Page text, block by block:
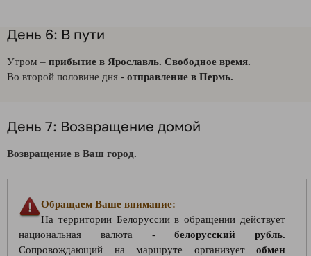
День 6: В пути
Утром – прибытие в Ярославль. Свободное время.
Во второй половине дня - отправление в Пермь.
День 7: Возвращение домой
Возвращение в Ваш город.
Обращаем Ваше внимание:
На территории Белоруссии в обращении действует
национальная валюта -белорусский рубль.
Сопровождающий на маршруте организует обмен